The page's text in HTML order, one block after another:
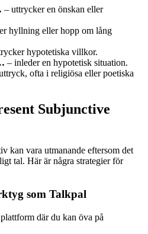
– uttrycker en önskan eller
hyllning eller hopp om lång
hypotetiska villkor.
– inleder en hypotetisk situation.
ofta i religiösa eller poetiska
Subjunctive
kan vara utmanande eftersom det
tal. Här är några strategier för
som Talkpal
där du kan öva på